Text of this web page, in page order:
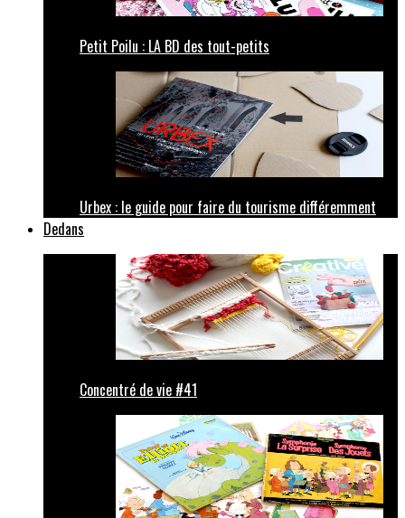
Petit Poilu : LA BD des tout-petits
Urbex : le guide pour faire du tourisme différemment
Dedans
Concentré de vie #41